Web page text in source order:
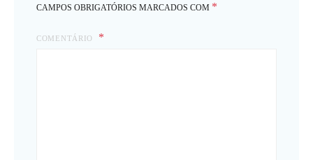
CAMPOS OBRIGATÓRIOS MARCADOS COM *
COMENTÁRIO